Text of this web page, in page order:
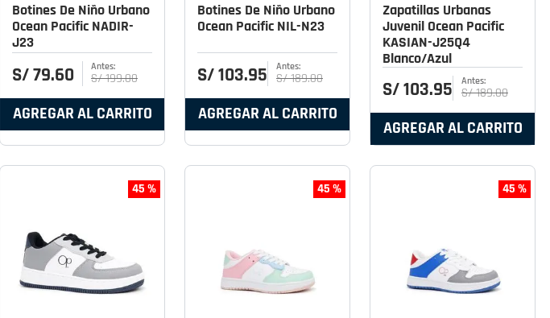
Botines De Niño Urbano
Ocean Pacific NADIR-
J23
S/79.60 S/199.00
AGREGAR AL CARRITO
Botines De Niño Urbano
Ocean Pacific NIL-N23
S/103.95 S/189.00
AGREGAR AL CARRITO
Zapatillas Urbanas
Juvenil Ocean Pacific
KASIAN-J25Q4
Blanco/Azul
S/103.95 S/189.00
AGREGAR AL CARRITO
45 % 45 % 45 %